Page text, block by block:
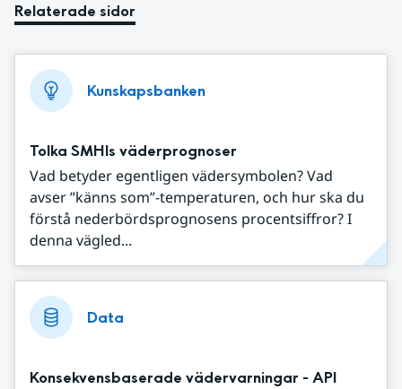
Relaterade sidor
Kunskapsbanken
Tolka SMHIs väderprognoser
Vad betyder egentligen vädersymbolen? Vad
avser ”känns som”-temperaturen, och hur ska du
förstå nederbördsprognosens procentsiffror? I
denna vägled...
Data
Konsekvensbaserade vädervarningar - API